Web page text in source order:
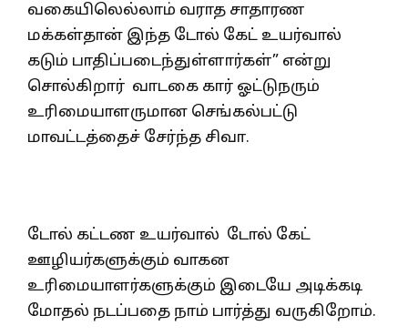
வகையிலெல்லாம் வராத சாதாரண
மக்கள்தான் இந்த டோல் கேட் உயர்வால்
கடும் பாதிப்படைந்துள்ளார்கள்” என்று
சொல்கிறார் வாடகை கார் ஓட்டுநரும்
உரிமையாளருமான செங்கல்பட்டு
மாவட்டத்தைச் சேர்ந்த சிவா.
டோல் கட்டண உயர்வால் டோல் கேட்
ஊழியர்களுக்கும் வாகன
உரிமையாளர்களுக்கும் இடையே அடிக்கடி
மோதல் நடப்பதை நாம் பார்த்து வருகிறோம்.